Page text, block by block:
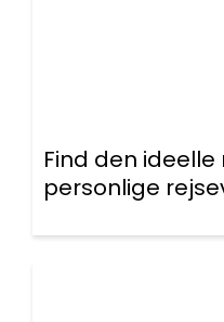
Find den
personlige